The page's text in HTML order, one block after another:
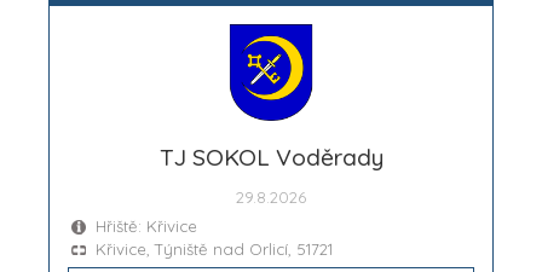
TJ SOKOL Voděrady
29.8.2026
Hřiště: Křivice
Křivice, Týniště nad Orlicí, 51721